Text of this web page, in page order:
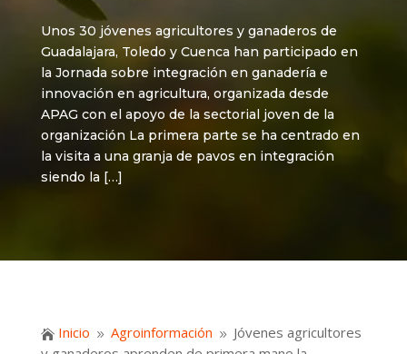
Unos 30 jóvenes agricultores y ganaderos de
Guadalajara, Toledo y Cuenca han participado en
la Jornada sobre integración en ganadería e
innovación en agricultura, organizada desde
APAG con el apoyo de la sectorial joven de la
organización La primera parte se ha centrado en
la visita a una granja de pavos en integración
siendo la […]
 Inicio 9 Agroinformación 9 Jóvenes agricultores